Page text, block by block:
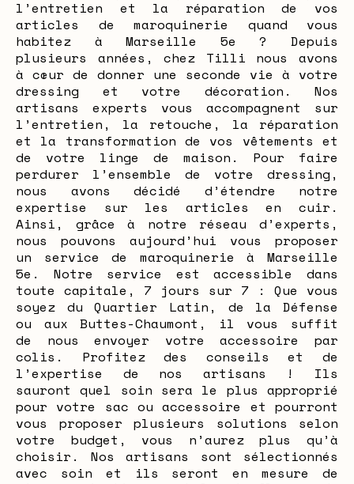
l’entretien et la réparation de vos
articles de maroquinerie quand vous
habitez à Marseille 5e ? Depuis
plusieurs années, chez Tilli nous avons
à cœur de donner une seconde vie à votre
dressing et votre décoration. Nos
artisans experts vous accompagnent sur
l’entretien, la retouche, la réparation
et la transformation de vos vêtements et
de votre linge de maison. Pour faire
perdurer l’ensemble de votre dressing,
nous avons décidé d’étendre notre
expertise sur les articles en cuir.
Ainsi, grâce à notre réseau d’experts,
nous pouvons aujourd’hui vous proposer
un service de maroquinerie à Marseille
5e. Notre service est accessible dans
toute capitale, 7 jours sur 7 : Que vous
soyez du Quartier Latin, de la Défense
ou aux Buttes-Chaumont, il vous suffit
de nous envoyer votre accessoire par
colis. Profitez des conseils et de
l’expertise de nos artisans ! Ils
sauront quel soin sera le plus approprié
pour votre sac ou accessoire et pourront
vous proposer plusieurs solutions selon
votre budget, vous n’aurez plus qu’à
choisir. Nos artisans sont sélectionnés
avec soin et ils seront en mesure de